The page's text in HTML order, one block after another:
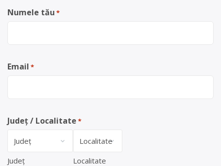
Numele tău *
Email *
Județ / Localitate *
Județ Localitate